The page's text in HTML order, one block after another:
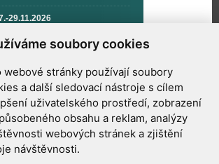
soubory cookies
webové stránky používají soubory
a další sledovací nástroje s cílem
uživatelského prostředí, zobrazení
obsahu a reklam, analýzy
webových stránek a zjištění
návštěvnosti.
29.11.2026
A KOSMICKÉ